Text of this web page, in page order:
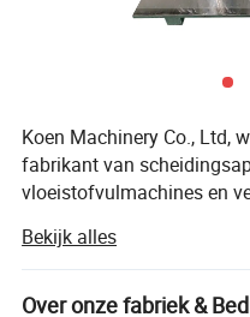
Koen Machinery Co., Ltd,
fabrikant van
vloeistofvulmachines en
technologie en apparatuur.
technologieteam dat
ontwikkelt op basis van de
Bekijk alles
Over onze fabriek &